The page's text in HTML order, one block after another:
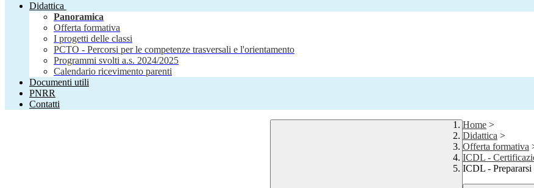
Didattica
Panoramica
Offerta formativa
I progetti delle classi
PCTO - Percorsi per le competenze trasversali e l'orientamento
Programmi svolti a.s. 2024/2025
Calendario ricevimento parenti
Documenti utili
PNRR
Contatti
Home >
Didattica >
Offerta formativa
ICDL -
ICDL - Prepararsi